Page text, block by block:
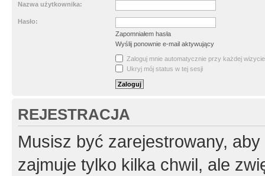
Nazwa użytkownika:
Hasło:
Zapomniałem hasła
Wyślij ponownie e-mail aktywujący
Zaloguj mnie automatycznie przy każdej wizycie
Ukryj mój status w tej sesji
REJESTRACJA
Musisz być zarejestrowany,
zajmuje tylko kilka chwil, ale